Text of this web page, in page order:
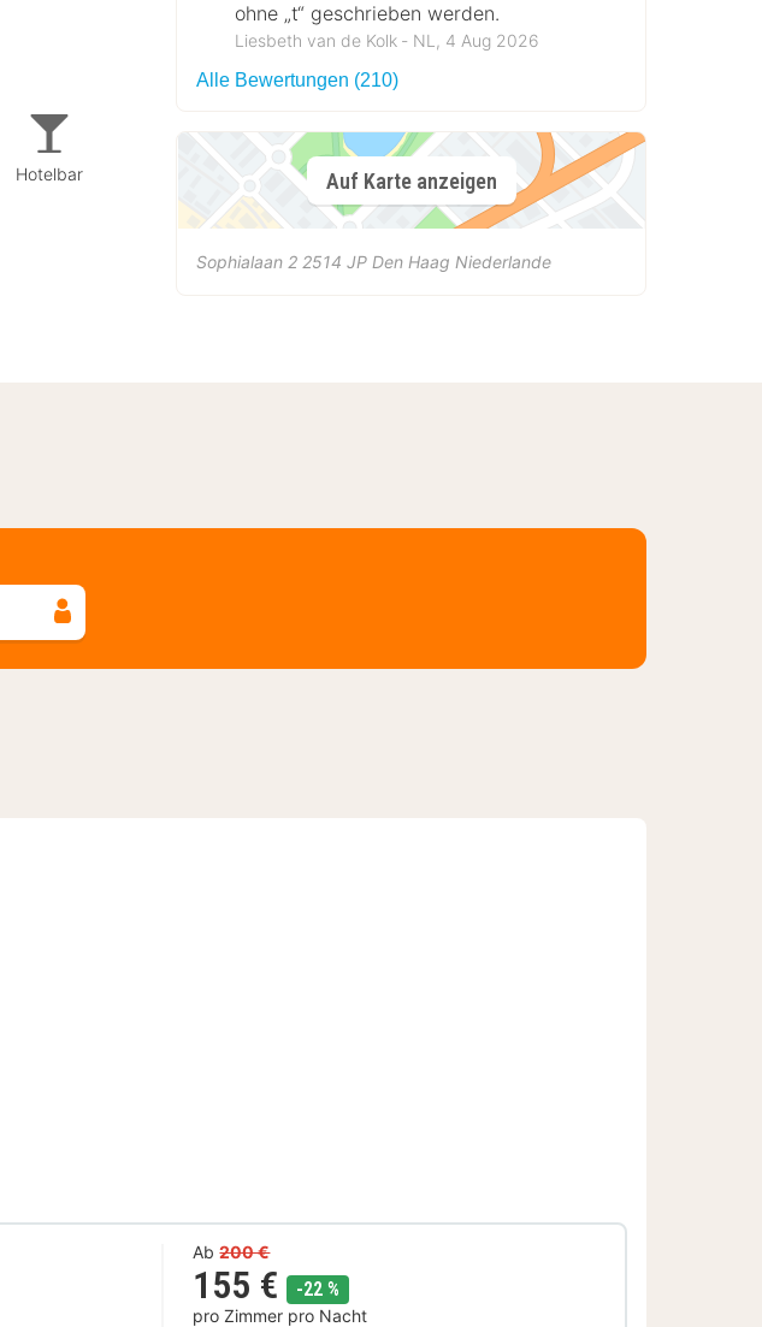
Hotelbar
ohne „t“ geschrieben werden.
Liesbeth van de Kolk ‐ NL, 4 Aug 2026
Alle Bewertungen (210)
Auf Karte anzeigen
Sophialaan 2 2514 JP Den Haag Niederlande
Ab 200 €
155 € -22 %
pro Zimmer pro Nacht